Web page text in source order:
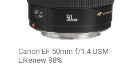
Canon EF 50mm f/1.4 USM -
Likenew 98%